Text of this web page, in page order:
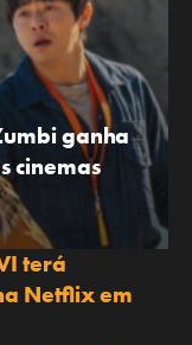
ganha
cinemas
terá
Netflix em